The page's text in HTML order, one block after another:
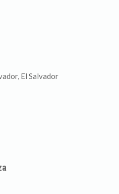
El Salvador